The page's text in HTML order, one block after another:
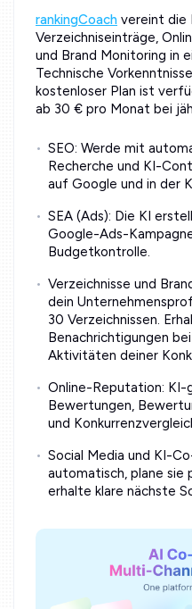
rankingCoach vereint die
Verzeichniseinträge,
und Brand Monitoring in
Technische
kostenloser Plan ist
ab 30 € pro Monat bei
SEO: Werde mit
Recherche und KI-
auf Google und in der
SEA (Ads): Die KI
Google-Ads-
Budgetkontrolle.
Verzeichnisse und
dein
30 Verzeichnissen.
Benachrichtigungen
Aktivitäten deiner
Online-Reputation:
Bewertungen,
und
Social Media und KI-
automatisch, plane
erhalte klare nächste